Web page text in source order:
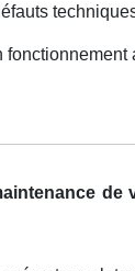
fonctionnement
de